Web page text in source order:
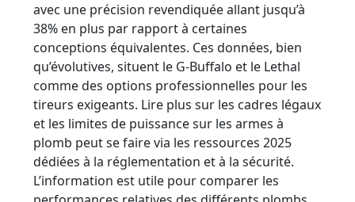
avec une précision revendiquée allant jusqu’à
38% en plus par rapport à certaines
conceptions équivalentes. Ces données, bien
qu’évolutives, situent le G-Buffalo et le Lethal
comme des options professionnelles pour les
tireurs exigeants. Lire plus sur les cadres légaux
et les limites de puissance sur les armes à
plomb peut se faire via les ressources 2025
dédiées à la réglementation et à la sécurité.
L’information est utile pour comparer les